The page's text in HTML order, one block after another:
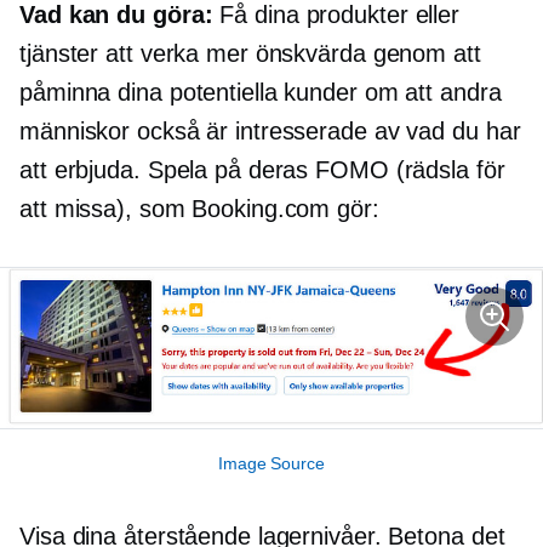
Vad kan du göra: Få dina produkter eller
tjänster att verka mer önskvärda genom att
påminna dina potentiella kunder om att andra
människor också är intresserade av vad du har
att erbjuda. Spela på deras FOMO (rädsla för
att missa), som Booking.com gör:
Image Source
Visa dina återstående lagernivåer. Betona det